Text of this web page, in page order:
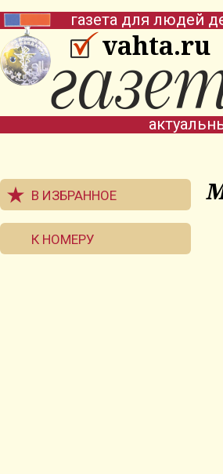
vahta.ru
газета для людей
В ИЗБРАННОЕ
К НОМЕРУ